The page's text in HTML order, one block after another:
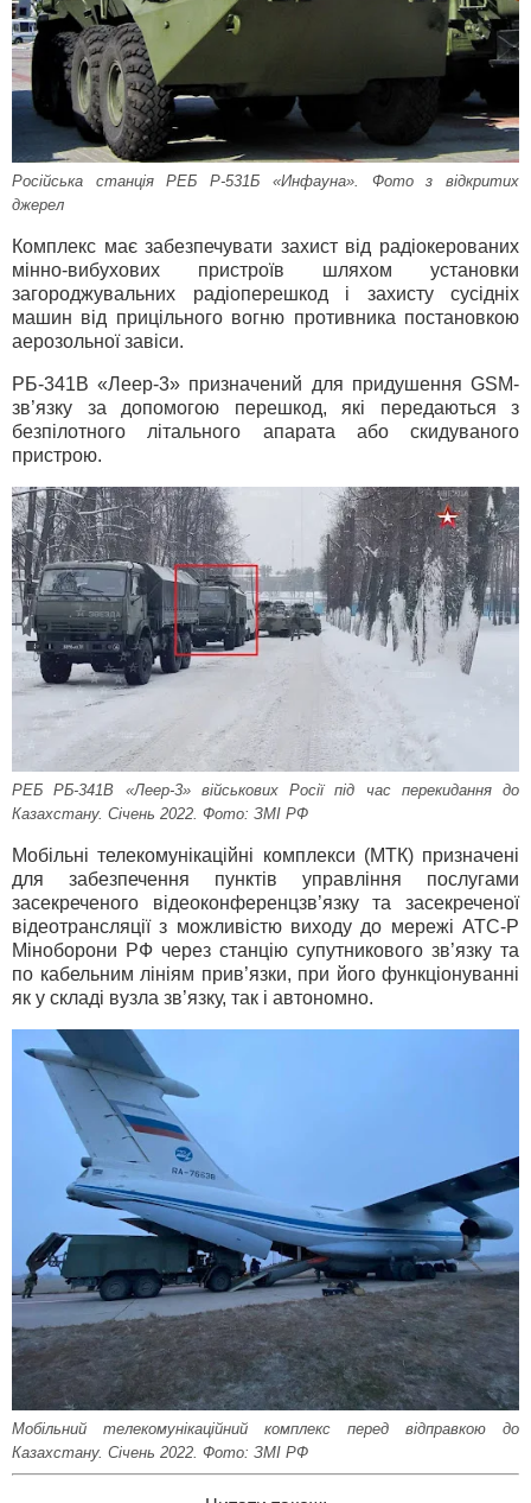
Російська станція РЕБ Р-531Б «Инфауна». Фото з відкритих
джерел
Комплекс має забезпечувати захист від радіокерованих
мінно-вибухових пристроїв шляхом установки
загороджувальних радіоперешкод і захисту сусідніх
машин від прицільного вогню противника постановкою
аерозольної завіси.
РБ-341В «Леер-3» призначений для придушення GSM-
зв’язку за допомогою перешкод, які передаються з
безпілотного літального апарата або скидуваного
пристрою.
РЕБ РБ-341В «Леер-3» військових Росії під час перекидання до
Казахстану. Січень 2022. Фото: ЗМІ РФ
Мобільні телекомунікаційні комплекси (МТК) призначені
для забезпечення пунктів управління послугами
засекреченого відеоконференцзв’язку та засекреченої
відеотрансляції з можливістю виходу до мережі АТС-Р
Міноборони РФ через станцію супутникового зв’язку та
по кабельним лініям прив’язки, при його функціонуванні
як у складі вузла зв’язку, так і автономно.
Мобільний телекомунікаційний комплекс перед відправкою до
Казахстану. Січень 2022. Фото: ЗМІ РФ